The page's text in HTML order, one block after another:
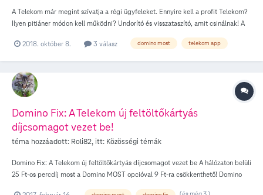
A Telekom már megint szívatja a régi ügyfeleket. Ennyire kell a profit Telekom?
Ilyen pitiáner módon kell működni? Undorító és visszataszító, amit csinálnak! A
egy kedvezményes szolgáltatás volt. Most azt találták ki a germánok, hogy az
internetes online felületen, az a jövőben csak a készülékekre telepített, új
Telekom appon belül lehetséges. Az új Telekom app azonban csak az Android 5+
kizárják ebből a kedvezményből. Az én kedvenc készülékeim, a kíváló
SonyEricsson MiniPro SK17i, illetve a dect-mobil hibrid Panasonic KX-PRXA15
így azonnal kiesnek a kedvezményes szolgáltatásból, mivel ezekre már nem
és és ALJAS GYAKORLAT!!! td5652
2018. október 8. 3 válasz domino most telekom app
Domino Fix: A Telekom új feltöltőkártyás
díjcsomagot vezet be!
téma hozzáadott: Roli82, itt: Közösségi témák
Domino Fix: A Telekom új feltöltőkártyás díjcsomagot vezet be A hálózaton belüli
25 Ft-os percdíj most a Domino MOST opcióval 9 Ft-ra csökkenthető! Domino